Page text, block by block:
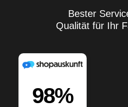
Bester
Qualität für Ihr